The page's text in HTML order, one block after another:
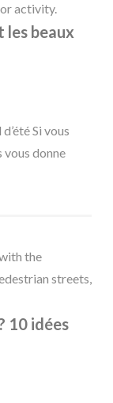
les beaux
Si vous
vous donne
10 idées